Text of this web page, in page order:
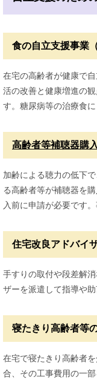
食の自立支援事業
在宅の高齢者が健康で
活の改善と健康増進の
す。糖尿病等の治療食に
高齢者等補聴器購
加齢による聴力の低下
る高齢者等が補聴器を
入前に申請が必要です
住宅改良アドバイ
手すりの取付や段差解
ザーを派遣して指導や助
寝たきり高齢者等
在宅で寝たきり高齢者
合、その工事費用の一